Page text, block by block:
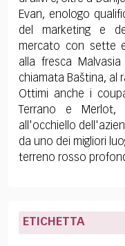
Evan, enologo
del marketing e
mercato con sette
alla fresca
chiamata Baština, al
Ottimi anche i
Terrano e Merlot,
all'occhiello
da uno dei migliori
terreno rosso
ETICHETTA